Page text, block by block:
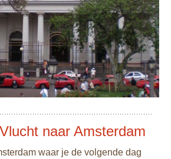
naar Amsterdam
waar je de volgende dag